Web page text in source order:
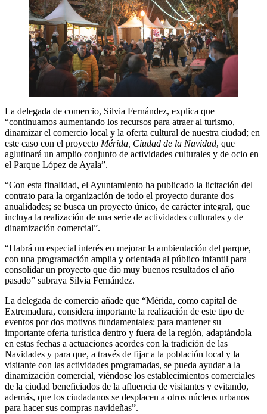
La delegada de comercio, Silvia Fernández, explica que
“continuamos aumentando los recursos para atraer al turismo,
dinamizar el comercio local y la oferta cultural de nuestra ciudad; en
este caso con el proyecto Mérida, Ciudad de la Navidad, que
aglutinará un amplio conjunto de actividades culturales y de ocio en
el Parque López de Ayala”.
“Con esta finalidad, el Ayuntamiento ha publicado la licitación del
contrato para la organización de todo el proyecto durante dos
anualidades; se busca un proyecto único, de carácter integral, que
incluya la realización de una serie de actividades culturales y de
dinamización comercial”.
“Habrá un especial interés en mejorar la ambientación del parque,
con una programación amplia y orientada al público infantil para
consolidar un proyecto que dio muy buenos resultados el año
pasado” subraya Silvia Fernández.
La delegada de comercio añade que “Mérida, como capital de
Extremadura, considera importante la realización de este tipo de
eventos por dos motivos fundamentales: para mantener su
importante oferta turística dentro y fuera de la región, adaptándola
en estas fechas a actuaciones acordes con la tradición de las
Navidades y para que, a través de fijar a la población local y la
visitante con las actividades programadas, se pueda ayudar a la
dinamización comercial, viéndose los establecimientos comerciales
de la ciudad beneficiados de la afluencia de visitantes y evitando,
además, que los ciudadanos se desplacen a otros núcleos urbanos
para hacer sus compras navideñas”.